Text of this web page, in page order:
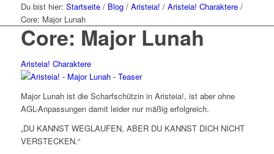
Du bist hier: Startseite / Blog / Aristeia! / Aristeia! Charaktere /
Core: Major Lunah
Core: Major Lunah
Aristeia! Charaktere
Major Lunah ist die Scharfschützin in Aristeia!, ist aber ohne
AGL-Anpassungen damit leider nur mäßig erfolgreich.
„DU KANNST WEGLAUFEN, ABER DU KANNST DICH NICHT
VERSTECKEN.“